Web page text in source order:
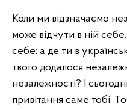
Коли ми відзначаємо
може відчути в ній
себе: а де ти в
твого додалося
незалежності? І
привітання саме тобі.